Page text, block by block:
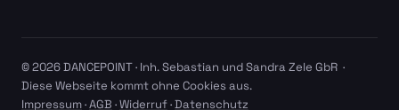
© 2026 DANCEPOINT · Inh. Sebastian und Sandra Zele GbR ·
Diese Webseite kommt ohne Cookies aus.
Impressum·AGB ·Widerruf·Datenschutz